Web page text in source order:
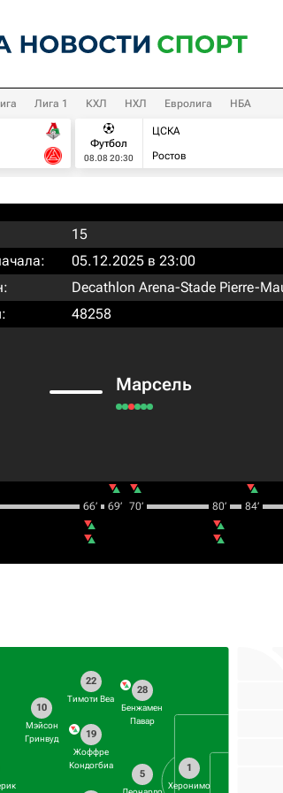
Лига 1 КХЛ НХЛ Евролига НБА
Футбол
08.08 20:30
ЦСКА
Ростов
15
05.12.2025 в 23:00
Decathlon Arena-Stade Pierre-
48258
Марсель
66‎’‎ 69‎’‎ 70‎’‎ 80‎’‎ 84‎’‎
1
Херонимо
28
Бенжамен
Павар
5
22
Тимоти Веа
19
Жоффре
Кондогбиа
10
Мэйсон
Гринвуд